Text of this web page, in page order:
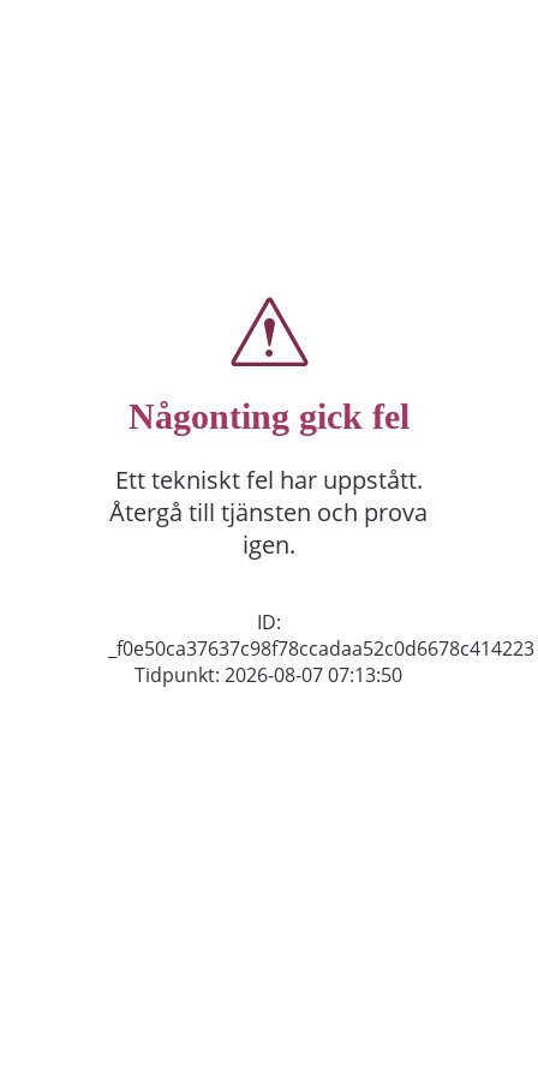
Någonting gick fel
Ett tekniskt fel har uppstått.
Återgå till tjänsten och prova
igen.
ID:
_f0e50ca37637c98f78ccadaa52c0d6678c414223
Tidpunkt: 2026-08-07 07:13:50